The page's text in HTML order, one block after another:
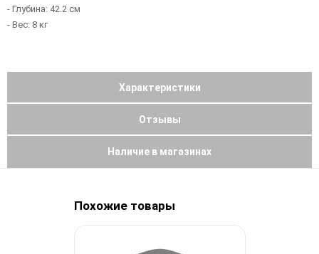
- Глубина: 42.2 см
- Вес: 8 кг
Характеристики
Отзывы
Наличие в магазинах
Похожие товары